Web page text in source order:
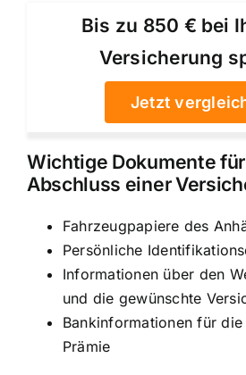
Bis zu 850 € bei
Versicherung
Jetzt
Wichtige Dokumente
Abschluss einer
Fahrzeugpapiere des
Persönliche
Informationen über den
und die gewünschte
Bankinformationen für
Prämie